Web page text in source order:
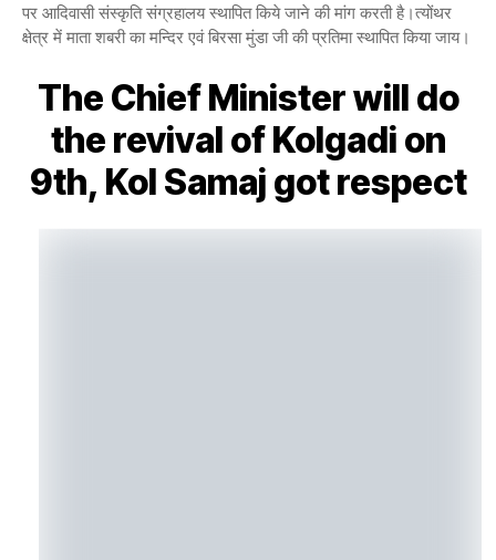
पर आदिवासी संस्कृति संग्रहालय स्थापित किये जाने की मांग करती है।त्योंथर
क्षेत्र में माता शबरी का मन्दिर एवं बिरसा मुंडा जी की प्रतिमा स्थापित किया जाय।
The Chief Minister will do
the revival of Kolgadi on
9th, Kol Samaj got respect